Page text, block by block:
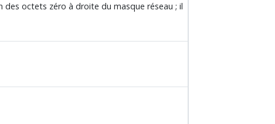
octets zéro à droite du masque réseau ; il